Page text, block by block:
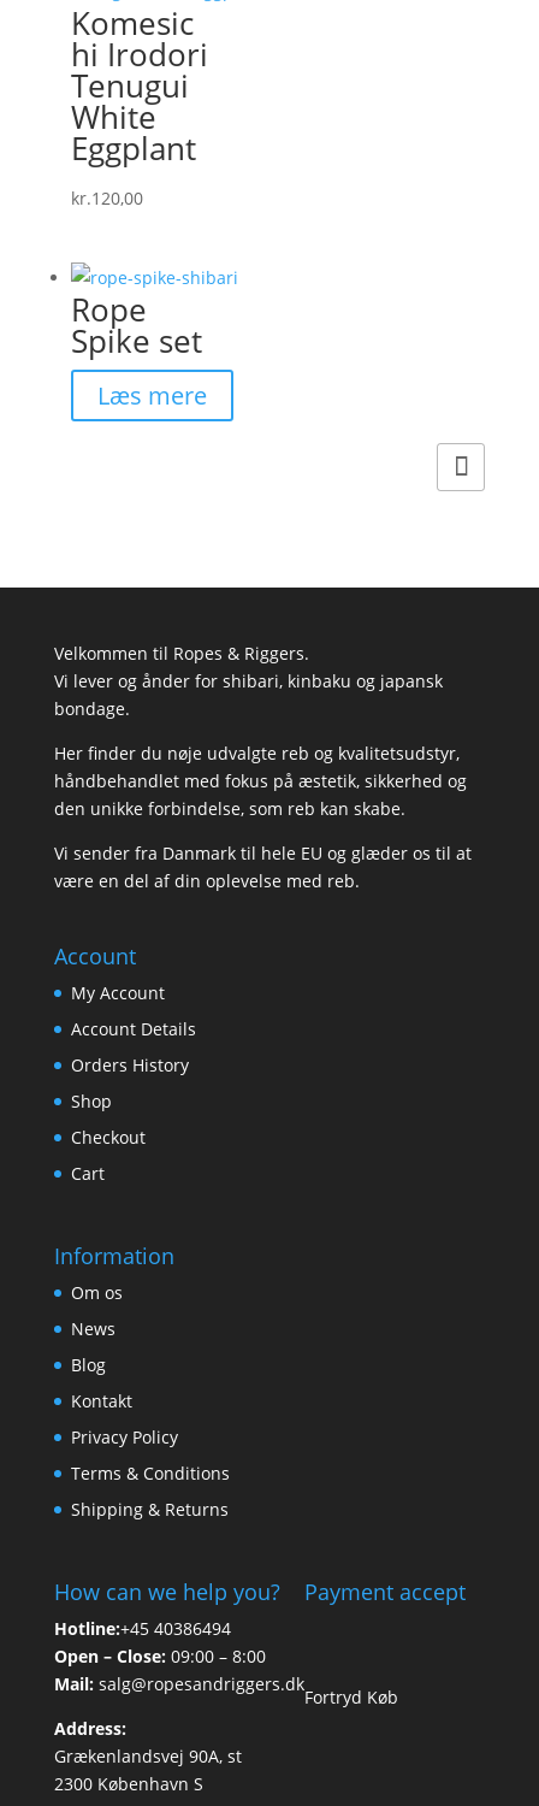
Komesic
hi Irodori
Tenugui
White
Eggplant
kr.120,00
Rope
Spike set
Læs mere
Velkommen til Ropes & Riggers.
Vi lever og ånder for shibari, kinbaku og japansk
bondage.
Her finder du nøje udvalgte reb og kvalitetsudstyr,
håndbehandlet med fokus på æstetik, sikkerhed og
den unikke forbindelse, som reb kan skabe.
Vi sender fra Danmark til hele EU og glæder os til at
være en del af din oplevelse med reb.
Account
My Account
Account Details
Orders History
Shop
Checkout
Cart
Information
Om os
News
Blog
Kontakt
Privacy Policy
Terms & Conditions
Shipping & Returns
How can we help you?
Hotline:+45 40386494
Open – Close:09:00 – 8:00
Mail:salg@ropesandriggers.dk
Address:
Grækenlandsvej 90A, st
2300 København S
Payment accept
Fortryd Køb